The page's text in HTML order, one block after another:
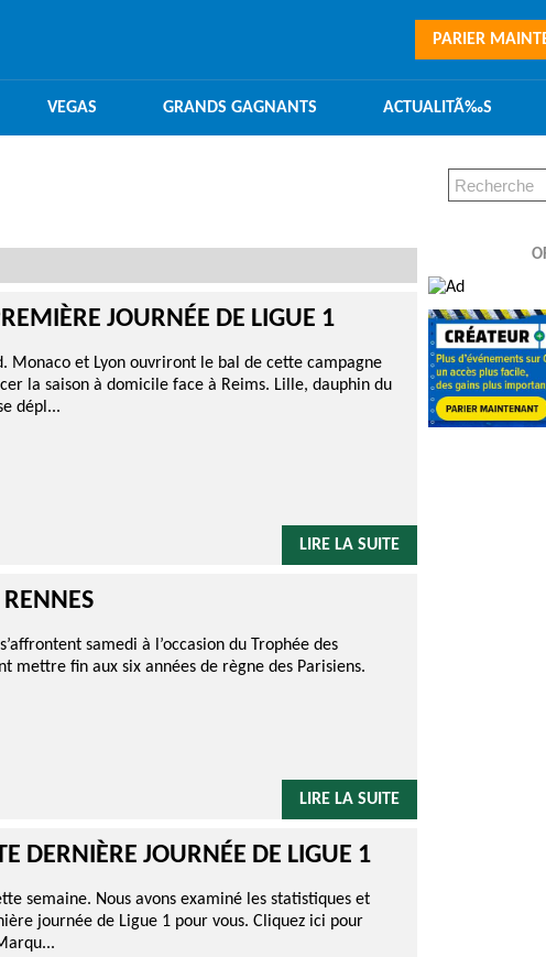
PARIER
VEGAS GRANDS GAGNANTS ACTUALITÃ‰S
JOURNÉE DE LIGUE 1
Monaco et Lyon ouvriront le bal de cette campagne
la saison à domicile face à Reims. Lille, dauphin du
dépl...
LIRE LA SUITE
samedi à l’occasion du Trophée des
mettre fin aux six années de règne des Parisiens.
LIRE LA SUITE
DERNIÈRE JOURNÉE DE LIGUE 1
semaine. Nous avons examiné les statistiques et
journée de Ligue 1 pour vous. Cliquez ici pour